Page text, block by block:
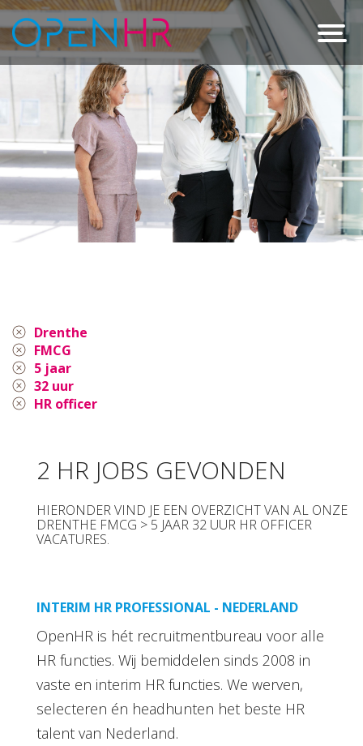
Drenthe
FMCG
5 jaar
32 uur
HR officer
2 HR JOBS GEVONDEN
HIERONDER VIND JE EEN OVERZICHT VAN AL ONZE
DRENTHE FMCG > 5 JAAR 32 UUR HR OFFICER
VACATURES.
INTERIM HR PROFESSIONAL - NEDERLAND
OpenHR is hét recruitmentbureau voor alle
HR functies. Wij bemiddelen sinds 2008 in
vaste en interim HR functies. We werven,
selecteren én headhunten het beste HR
talent van Nederland.